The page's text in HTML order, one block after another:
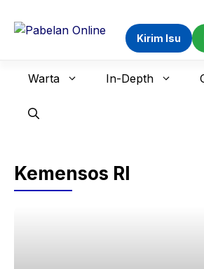
Kirim Isu
Warta In-Depth
Kemensos RI